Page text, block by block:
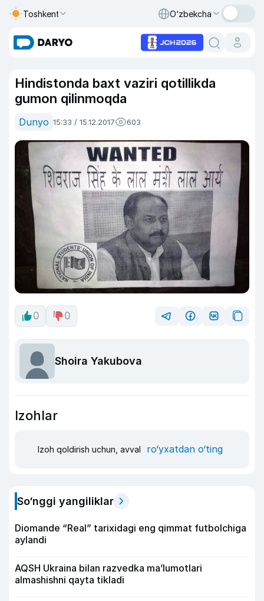
Toshkent O‘zbekcha
Hindistonda baxt vaziri qotillikda
gumon qilinmoqda
Dunyo 15:33 / 15.12.2017 603
0 0
Shoira Yakubova
Izohlar
Izoh qoldirish uchun, avval ro‘yxatdan o‘ting
So‘nggi yangiliklar
Diomande “Real” tarixidagi eng qimmat futbolchiga
aylandi
AQSH Ukraina bilan razvedka ma’lumotlari
almashishni qayta tikladi